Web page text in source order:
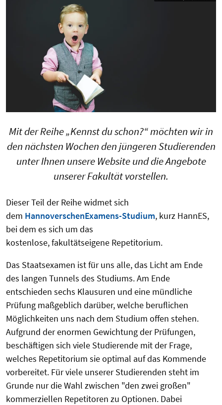
Mit der Reihe „Kennst du schon?“ möchten wir in
den nächsten Wochen den jüngeren Studierenden
unter Ihnen unsere Website und die Angebote
unserer Fakultät vorstellen.
Dieser Teil der Reihe widmet sich
dem HannoverschenExamens-Studium, kurz HannES,
bei dem es sich um das
kostenlose,fakultätseigene Repetitorium.
Das Staatsexamen ist für uns alle, das Licht am Ende
des langen Tunnels des Studiums. Am Ende
entschieden sechs Klausuren und eine mündliche
Prüfung maßgeblich darüber, welche beruflichen
Möglichkeiten uns nach dem Studium offen stehen.
Aufgrund der enormen Gewichtung der Prüfungen,
beschäftigen sich viele Studierende mit der Frage,
welches Repetitorium sie optimal auf das Kommende
vorbereitet. Für viele unserer Studierenden steht im
Grunde nur die Wahl zwischen "den zwei großen"
kommerziellen Repetitoren zu Optionen. Dabei